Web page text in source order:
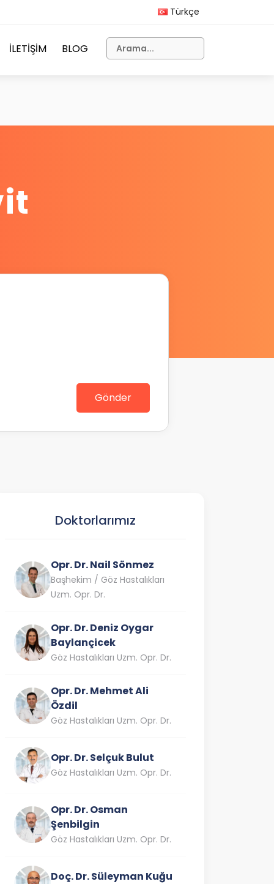
Türkçe
İLETİŞİM BLOG
Gönder
Doktorlarımız
Opr. Dr. Nail Sönmez
Başhekim / Göz Hastalıkları
Uzm. Opr. Dr.
Opr. Dr. Deniz Oygar
Baylançicek
Göz Hastalıkları Uzm. Opr. Dr.
Opr. Dr. Mehmet Ali
Özdil
Göz Hastalıkları Uzm. Opr. Dr.
Opr. Dr. Selçuk Bulut
Göz Hastalıkları Uzm. Opr. Dr.
Opr. Dr. Osman
Şenbilgin
Göz Hastalıkları Uzm. Opr. Dr.
Doç. Dr. Süleyman Kuğu